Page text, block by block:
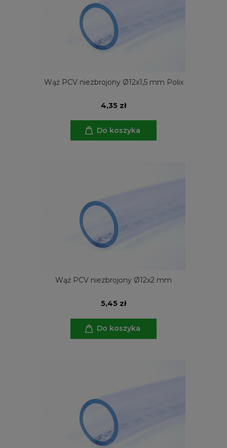
Wąż PCV niezbrojony Ø12x1,5 mm Polix
4,35 zł
Do koszyka
Wąż PCV niezbrojony Ø12x2 mm
5,45 zł
Do koszyka